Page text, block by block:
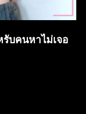
บคนหาไม่เจอ